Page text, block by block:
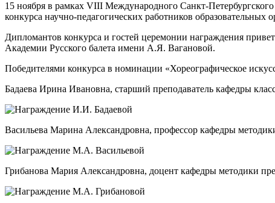
15 ноября в рамках VIII Международного Санкт-
конкурса научно-педагогических работников образовательных
Дипломантов конкурса и гостей церемонии награждения
Академии Русского балета имени А.Я. Вагановой.
Победителями конкурса в номинации «Хореографическое
Бадаева Ирина Ивановна, старший преподаватель кафедры
Васильева Марина Александровна, профессор кафедры
Грибанова Мария Александровна, доцент кафедры методики